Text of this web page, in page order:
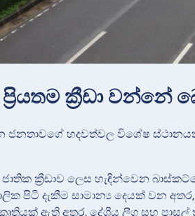
ක්‍රීඩා වන්නේ
හදවත්වල විශේෂ ස්ථානයක්
ක්‍රීඩාව ලෙස හැඳින්වෙන
පිටි දැකීම සාමාන්‍ය දෙයක් වන
ඇති අතර, දේශීය ලීග සහ පාසල්